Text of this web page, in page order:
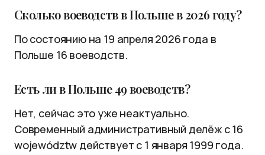
Сколько воеводств в Польше в 2026 году?
По состоянию на 19 апреля 2026 года в
Польше 16 воеводств.
Есть ли в Польше 49 воеводств?
Нет, сейчас это уже неактуально.
Современный административный делёж с 16
województw действует с 1 января 1999 года.